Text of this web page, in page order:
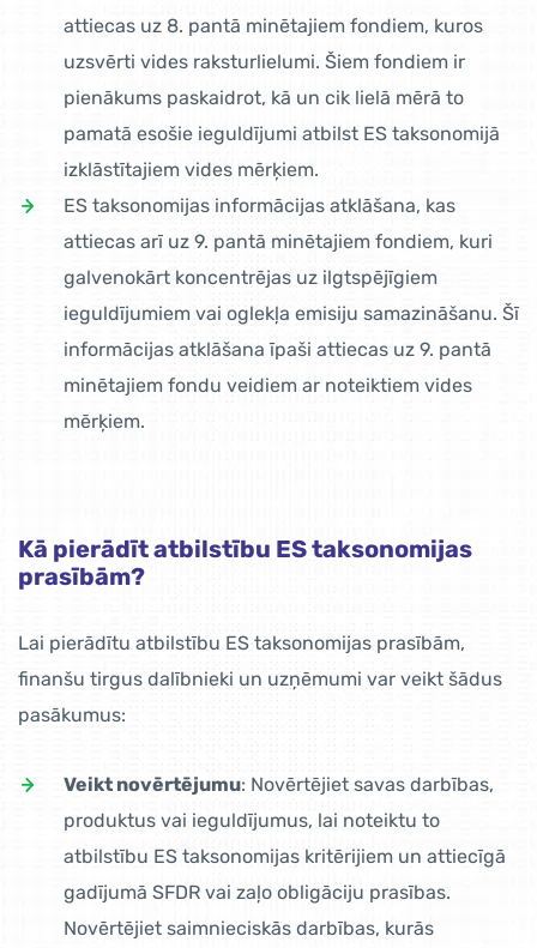
attiecas uz 8. pantā minētajiem fondiem, kuros
uzsvērti vides raksturlielumi. Šiem fondiem ir
pienākums paskaidrot, kā un cik lielā mērā to
pamatā esošie ieguldījumi atbilst ES taksonomijā
izklāstītajiem vides mērķiem.
ES taksonomijas informācijas atklāšana, kas
attiecas arī uz 9. pantā minētajiem fondiem, kuri
galvenokārt koncentrējas uz ilgtspējīgiem
ieguldījumiem vai oglekļa emisiju samazināšanu. Šī
informācijas atklāšana īpaši attiecas uz 9. pantā
minētajiem fondu veidiem ar noteiktiem vides
mērķiem.
Kā pierādīt atbilstību ES taksonomijas
prasībām?
Lai pierādītu atbilstību ES taksonomijas prasībām,
finanšu tirgus dalībnieki un uzņēmumi var veikt šādus
pasākumus:
Veikt novērtējumu: Novērtējiet savas darbības,
produktus vai ieguldījumus, lai noteiktu to
atbilstību ES taksonomijas kritērijiem un attiecīgā
gadījumā SFDR vai zaļo obligāciju prasības.
Novērtējiet saimnieciskās darbības, kurās